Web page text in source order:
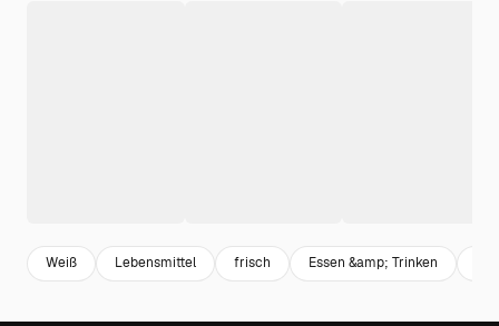
Weiß Lebensmittel frisch Essen &amp; Trinken